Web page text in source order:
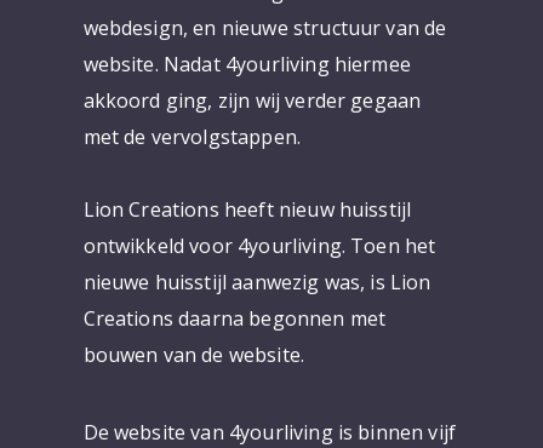
webdesign, en nieuwe structuur van de
website. Nadat 4yourliving hiermee
akkoord ging, zijn wij verder gegaan
met de vervolgstappen.
Lion Creations heeft nieuw huisstijl
ontwikkeld voor 4yourliving. Toen het
nieuwe huisstijl aanwezig was, is Lion
Creations daarna begonnen met
bouwen van de website.
De website van 4yourliving is binnen vijf